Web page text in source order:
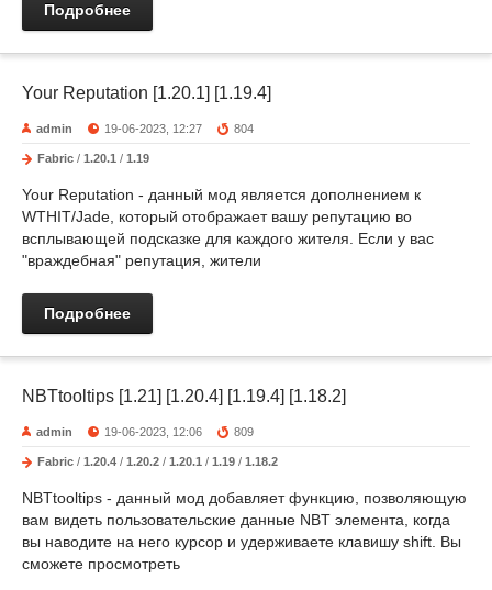
Подробнее
Your Reputation [1.20.1] [1.19.4]
admin 19-06-2023, 12:27 804
Fabric / 1.20.1 / 1.19
Your Reputation - данный мод является дополнением к
WTHIT/Jade, который отображает вашу репутацию во
всплывающей подсказке для каждого жителя. Если у вас
"враждебная" репутация, жители
Подробнее
NBTtooltips [1.21] [1.20.4] [1.19.4] [1.18.2]
admin 19-06-2023, 12:06 809
Fabric / 1.20.4 / 1.20.2 / 1.20.1 / 1.19 / 1.18.2
NBTtooltips - данный мод добавляет функцию, позволяющую
вам видеть пользовательские данные NBT элемента, когда
вы наводите на него курсор и удерживаете клавишу shift. Вы
сможете просмотреть